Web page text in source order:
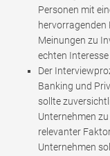
Personen mit
Meinungen zu
echten
Der
Banking und
sollte
Unternehmen
relevanter
Unternehmen